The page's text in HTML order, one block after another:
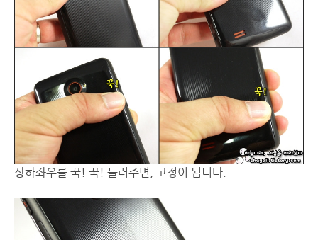
상하좌우를 꾹! 꾹! 눌러주면, 고정이 됩니다.